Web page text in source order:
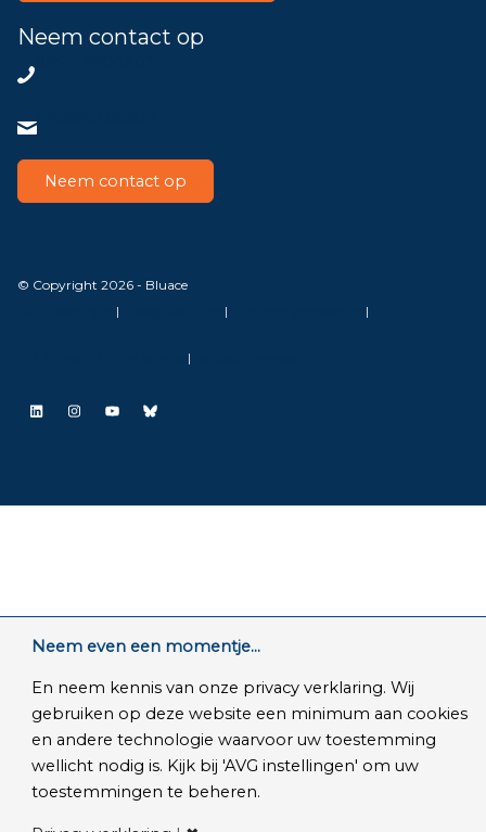
Neem contact op
Neem contact op
© Copyright 2026 - Bluace
| | |
|
LinkedIn
Instagram
YouTube
Bluesky
Neem even een momentje...
En neem kennis van onze privacy verklaring. Wij
gebruiken op deze website een minimum aan cookies
en andere technologie waarvoor uw toestemming
wellicht nodig is. Kijk bij 'AVG instellingen' om uw
toestemmingen te beheren.